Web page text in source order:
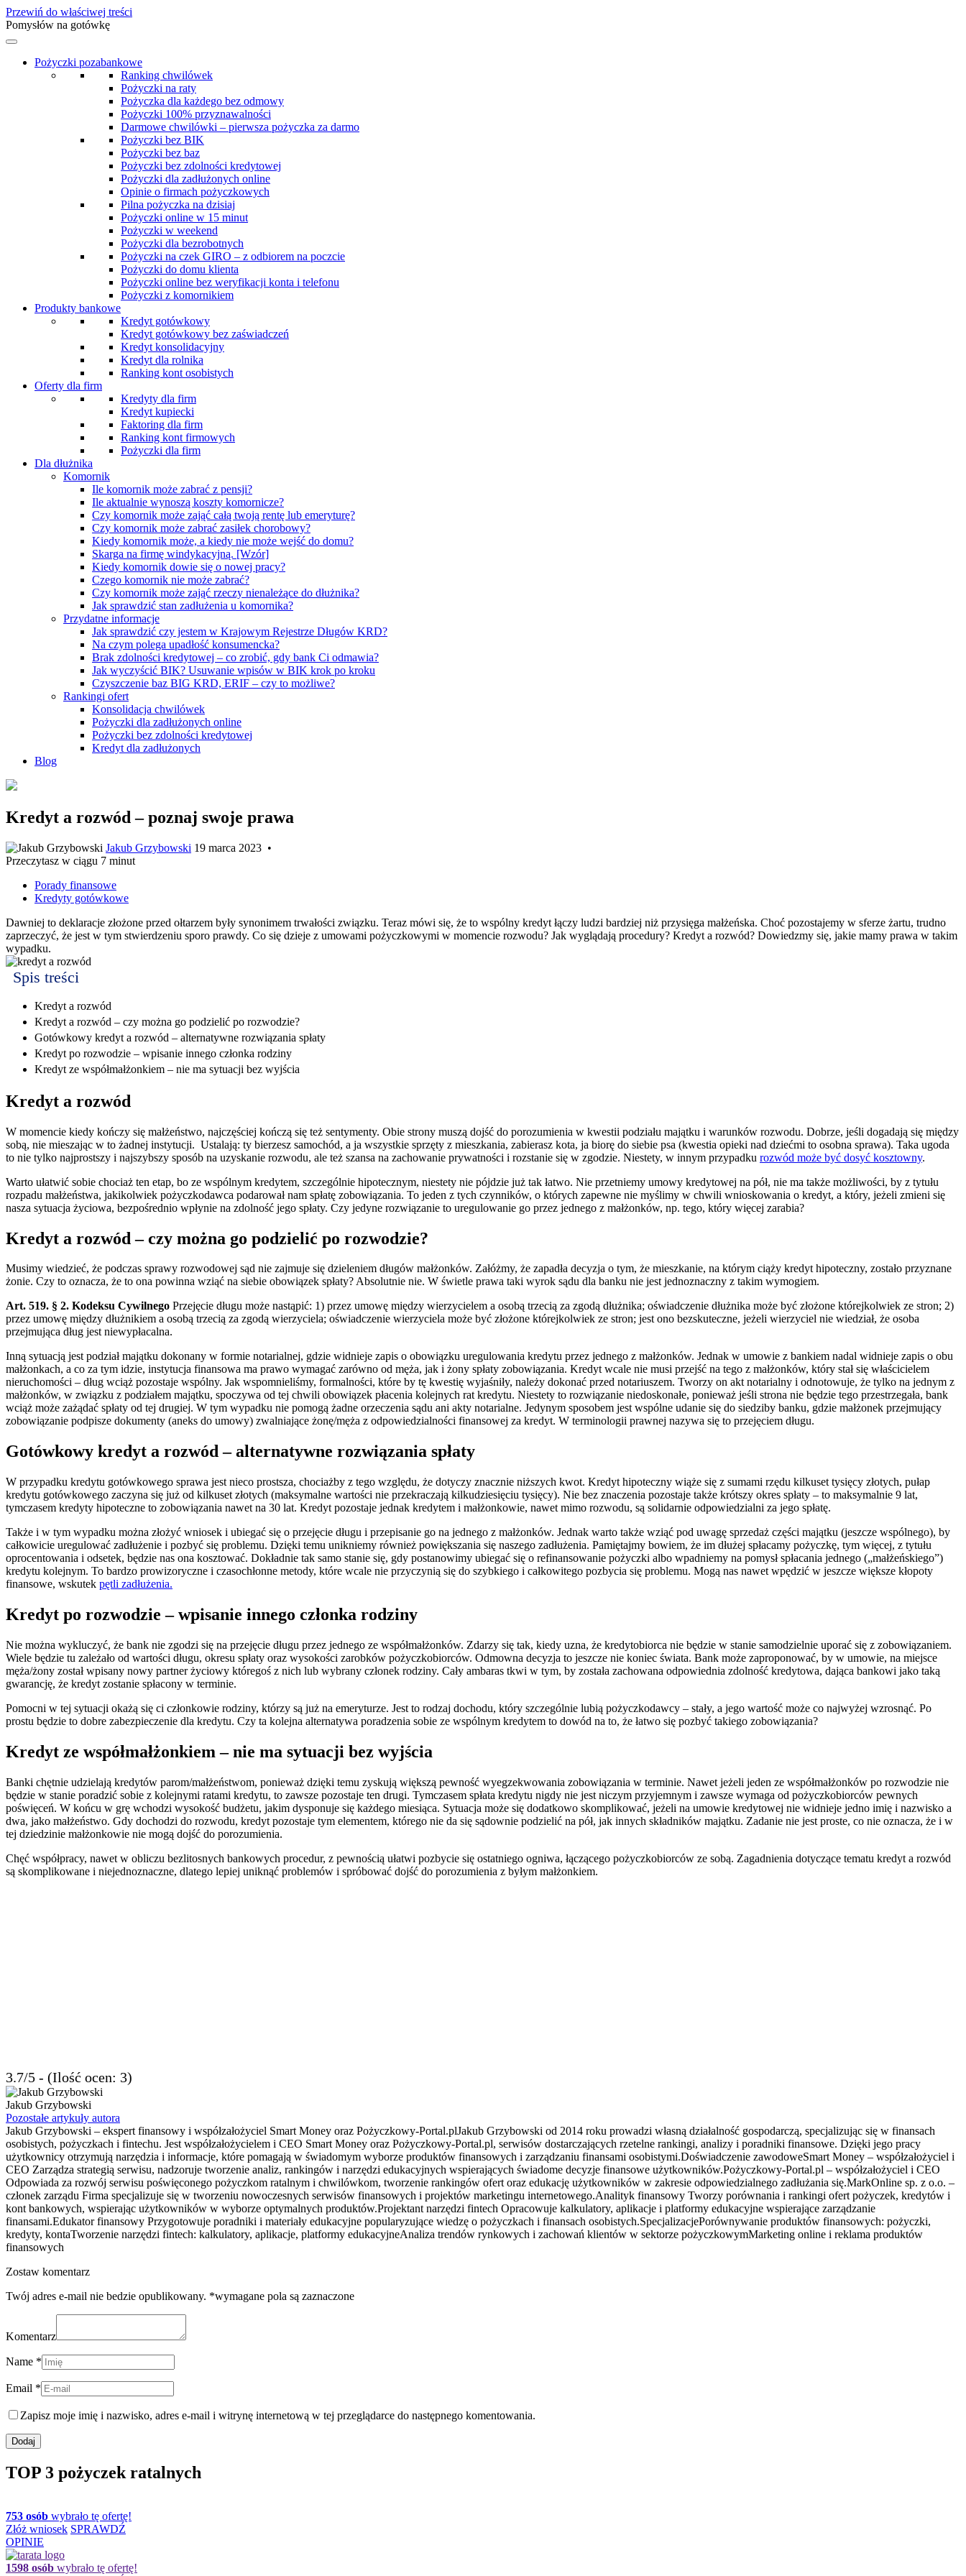
Przewiń do właściwej treści
Pomysłów na gotówkę
Pożyczki pozabankowe
Ranking chwilówek
Pożyczki na raty
Pożyczka dla każdego bez odmowy
Pożyczki 100% przyznawalności
Darmowe chwilówki – pierwsza pożyczka za darmo
Pożyczki bez BIK
Pożyczki bez baz
Pożyczki bez zdolności kredytowej
Pożyczki dla zadłużonych online
Opinie o firmach pożyczkowych
Pilna pożyczka na dzisiaj
Pożyczki online w 15 minut
Pożyczki w weekend
Pożyczki dla bezrobotnych
Pożyczki na czek GIRO – z odbiorem na poczcie
Pożyczki do domu klienta
Pożyczki online bez weryfikacji konta i telefonu
Pożyczki z komornikiem
Produkty bankowe
Kredyt gotówkowy
Kredyt gotówkowy bez zaświadczeń
Kredyt konsolidacyjny
Kredyt dla rolnika
Ranking kont osobistych
Oferty dla firm
Kredyty dla firm
Kredyt kupiecki
Faktoring dla firm
Ranking kont firmowych
Pożyczki dla firm
Dla dłużnika
Komornik
Ile komornik może zabrać z pensji?
Ile aktualnie wynoszą koszty komornicze?
Czy komornik może zająć całą twoją rentę lub emeryturę?
Czy komornik może zabrać zasiłek chorobowy?
Kiedy komornik może, a kiedy nie może wejść do domu?
Skarga na firmę windykacyjną. [Wzór]
Kiedy komornik dowie się o nowej pracy?
Czego komornik nie może zabrać?
Czy komornik może zająć rzeczy nienależące do dłużnika?
Jak sprawdzić stan zadłużenia u komornika?
Przydatne informacje
Jak sprawdzić czy jestem w Krajowym Rejestrze Długów KRD?
Na czym polega upadłość konsumencka?
Brak zdolności kredytowej – co zrobić, gdy bank Ci odmawia?
Jak wyczyścić BIK? Usuwanie wpisów w BIK krok po kroku
Czyszczenie baz BIG KRD, ERIF – czy to możliwe?
Rankingi ofert
Konsolidacja chwilówek
Pożyczki dla zadłużonych online
Pożyczki bez zdolności kredytowej
Kredyt dla zadłużonych
Blog
Kredyt a rozwód – poznaj swoje prawa
Jakub Grzybowski 19 marca 2023 •
Przeczytasz w ciągu 7 minut
Porady finansowe
Kredyty gotówkowe
Dawniej to deklaracje złożone przed ołtarzem były synonimem trwałości związku. Teraz mówi się, że to wspólny kredyt łączy ludzi bardziej niż przysięga małżeńska. Choć pozostajemy w sferze żartu, trudno
zaprzeczyć, że jest w tym stwierdzeniu sporo prawdy. Co się dzieje z umowami pożyczkowymi w momencie rozwodu? Jak wyglądają procedury? Kredyt a rozwód? Dowiedzmy się, jakie mamy prawa w takim
wypadku.
Spis treści
Kredyt a rozwód
Kredyt a rozwód – czy można go podzielić po rozwodzie?
Gotówkowy kredyt a rozwód – alternatywne rozwiązania spłaty
Kredyt po rozwodzie – wpisanie innego członka rodziny
Kredyt ze współmałżonkiem – nie ma sytuacji bez wyjścia
Kredyt a rozwód
W momencie kiedy kończy się małżeństwo, najczęściej kończą się też sentymenty. Obie strony muszą dojść do porozumienia w kwestii podziału majątku i warunków rozwodu. Dobrze, jeśli dogadają się między
sobą, nie mieszając w to żadnej instytucji. Ustalają: ty bierzesz samochód, a ja wszystkie sprzęty z mieszkania, zabierasz kota, ja biorę do siebie psa (kwestia opieki nad dziećmi to osobna sprawa). Taka ugoda
to nie tylko najprostszy i najszybszy sposób na uzyskanie rozwodu, ale też szansa na zachowanie prywatności i rozstanie się w zgodzie. Niestety, w innym przypadku rozwód może być dosyć kosztowny.
Warto ułatwić sobie chociaż ten etap, bo ze wspólnym kredytem, szczególnie hipotecznym, niestety nie pójdzie już tak łatwo. Nie przetniemy umowy kredytowej na pół, nie ma także możliwości, by z tytułu
rozpadu małżeństwa, jakikolwiek pożyczkodawca podarował nam spłatę zobowiązania. To jeden z tych czynników, o których zapewne nie myślimy w chwili wnioskowania o kredyt, a który, jeżeli zmieni się
nasza sytuacja życiowa, bezpośrednio wpłynie na zdolność jego spłaty. Czy jedyne rozwiązanie to uregulowanie go przez jednego z małżonków, np. tego, który więcej zarabia?
Kredyt a rozwód – czy można go podzielić po rozwodzie?
Musimy wiedzieć, że podczas sprawy rozwodowej sąd nie zajmuje się dzieleniem długów małżonków. Załóżmy, że zapadła decyzja o tym, że mieszkanie, na którym ciąży kredyt hipoteczny, zostało przyznane
żonie. Czy to oznacza, że to ona powinna wziąć na siebie obowiązek spłaty? Absolutnie nie. W świetle prawa taki wyrok sądu dla banku nie jest jednoznaczny z takim wymogiem.
Art. 519. § 2. Kodeksu Cywilnego Przejęcie długu może nastąpić: 1) przez umowę między wierzycielem a osobą trzecią za zgodą dłużnika; oświadczenie dłużnika może być złożone którejkolwiek ze stron; 2)
przez umowę między dłużnikiem a osobą trzecią za zgodą wierzyciela; oświadczenie wierzyciela może być złożone którejkolwiek ze stron; jest ono bezskuteczne, jeżeli wierzyciel nie wiedział, że osoba
przejmująca dług jest niewypłacalna.
Inną sytuacją jest podział majątku dokonany w formie notarialnej, gdzie widnieje zapis o obowiązku uregulowania kredytu przez jednego z małżonków. Jednak w umowie z bankiem nadal widnieje zapis o obu
małżonkach, a co za tym idzie, instytucja finansowa ma prawo wymagać zarówno od męża, jak i żony spłaty zobowiązania. Kredyt wcale nie musi przejść na tego z małżonków, który stał się właścicielem
nieruchomości – dług wciąż pozostaje wspólny. Jak wspomnieliśmy, formalności, które by tę kwestię wyjaśniły, należy dokonać przed notariuszem. Tworzy on akt notarialny i odnotowuje, że tylko na jednym z
małżonków, w związku z podziałem majątku, spoczywa od tej chwili obowiązek płacenia kolejnych rat kredytu. Niestety to rozwiązanie niedoskonałe, ponieważ jeśli strona nie będzie tego przestrzegała, bank
wciąż może zażądać spłaty od tej drugiej. W tym wypadku nie pomogą żadne orzeczenia sądu ani akty notarialne. Jedynym sposobem jest wspólne udanie się do siedziby banku, gdzie małżonek przejmujący
zobowiązanie podpisze dokumenty (aneks do umowy) zwalniające żonę/męża z odpowiedzialności finansowej za kredyt. W terminologii prawnej nazywa się to przejęciem długu.
Gotówkowy kredyt a rozwód – alternatywne rozwiązania spłaty
W przypadku kredytu gotówkowego sprawa jest nieco prostsza, chociażby z tego względu, że dotyczy znacznie niższych kwot. Kredyt hipoteczny wiąże się z sumami rzędu kilkuset tysięcy złotych, pułap
kredytu gotówkowego zaczyna się już od kilkuset złotych (maksymalne wartości nie przekraczają kilkudziesięciu tysięcy). Nie bez znaczenia pozostaje także krótszy okres spłaty – to maksymalnie 9 lat,
tymczasem kredyty hipoteczne to zobowiązania nawet na 30 lat. Kredyt pozostaje jednak kredytem i małżonkowie, nawet mimo rozwodu, są solidarnie odpowiedzialni za jego spłatę.
Także i w tym wypadku można złożyć wniosek i ubiegać się o przejęcie długu i przepisanie go na jednego z małżonków. Jednak warto także wziąć pod uwagę sprzedaż części majątku (jeszcze wspólnego), by
całkowicie uregulować zadłużenie i pozbyć się problemu. Dzięki temu unikniemy również powiększania się naszego zadłużenia. Pamiętajmy bowiem, że im dłużej spłacamy pożyczkę, tym więcej, z tytułu
oprocentowania i odsetek, będzie nas ona kosztować. Dokładnie tak samo stanie się, gdy postanowimy ubiegać się o refinansowanie pożyczki albo wpadniemy na pomysł spłacania jednego („małżeńskiego”)
kredytu kolejnym. To bardzo prowizoryczne i czasochłonne metody, które wcale nie przyczynią się do szybkiego i całkowitego pozbycia się problemu. Mogą nas nawet wpędzić w jeszcze większe kłopoty
finansowe, wskutek pętli zadłużenia.
Kredyt po rozwodzie – wpisanie innego członka rodziny
Nie można wykluczyć, że bank nie zgodzi się na przejęcie długu przez jednego ze współmałżonków. Zdarzy się tak, kiedy uzna, że kredytobiorca nie będzie w stanie samodzielnie uporać się z zobowiązaniem.
Wiele będzie tu zależało od wartości długu, okresu spłaty oraz wysokości zarobków pożyczkobiorców. Odmowna decyzja to jeszcze nie koniec świata. Bank może zaproponować, by w umowie, na miejsce
męża/żony został wpisany nowy partner życiowy któregoś z nich lub wybrany członek rodziny. Cały ambaras tkwi w tym, by została zachowana odpowiednia zdolność kredytowa, dająca bankowi jako taką
gwarancję, że kredyt zostanie spłacony w terminie.
Pomocni w tej sytuacji okażą się ci członkowie rodziny, którzy są już na emeryturze. Jest to rodzaj dochodu, który szczególnie lubią pożyczkodawcy – stały, a jego wartość może co najwyżej wzrosnąć. Po
prostu będzie to dobre zabezpieczenie dla kredytu. Czy ta kolejna alternatywa poradzenia sobie ze wspólnym kredytem to dowód na to, że łatwo się pozbyć takiego zobowiązania?
Kredyt ze współmałżonkiem – nie ma sytuacji bez wyjścia
Banki chętnie udzielają kredytów parom/małżeństwom, ponieważ dzięki temu zyskują większą pewność wyegzekwowania zobowiązania w terminie. Nawet jeżeli jeden ze współmałżonków po rozwodzie nie
będzie w stanie poradzić sobie z kolejnymi ratami kredytu, to zawsze pozostaje ten drugi. Tymczasem spłata kredytu nigdy nie jest niczym przyjemnym i zawsze wymaga od pożyczkobiorców pewnych
poświęceń. W końcu w grę wchodzi wysokość budżetu, jakim dysponuje się każdego miesiąca. Sytuacja może się dodatkowo skomplikować, jeżeli na umowie kredytowej nie widnieje jedno imię i nazwisko a
dwa, jako małżeństwo. Gdy dochodzi do rozwodu, kredyt pozostaje tym elementem, którego nie da się sądownie podzielić na pół, jak innych składników majątku. Zadanie nie jest proste, co nie oznacza, że i w
tej dziedzinie małżonkowie nie mogą dojść do porozumienia.
Chęć współpracy, nawet w obliczu bezlitosnych bankowych procedur, z pewnością ułatwi pozbycie się ostatniego ogniwa, łączącego pożyczkobiorców ze sobą. Zagadnienia dotyczące tematu kredyt a rozwód
są skomplikowane i niejednoznaczne, dlatego lepiej uniknąć problemów i spróbować dojść do porozumienia z byłym małżonkiem.
3.7/5 - (Ilość ocen: 3)
Jakub Grzybowski
Pozostałe artykuły autora
Jakub Grzybowski – ekspert finansowy i współzałożyciel Smart Money oraz Pożyczkowy-Portal.plJakub Grzybowski od 2014 roku prowadzi własną działalność gospodarczą, specjalizując się w finansach
osobistych, pożyczkach i fintechu. Jest współzałożycielem i CEO Smart Money oraz Pożyczkowy-Portal.pl, serwisów dostarczających rzetelne rankingi, analizy i poradniki finansowe. Dzięki jego pracy
użytkownicy otrzymują narzędzia i informacje, które pomagają w świadomym wyborze produktów finansowych i zarządzaniu finansami osobistymi.Doświadczenie zawodoweSmart Money – współzałożyciel i
CEO Zarządza strategią serwisu, nadzoruje tworzenie analiz, rankingów i narzędzi edukacyjnych wspierających świadome decyzje finansowe użytkowników.Pożyczkowy-Portal.pl – współzałożyciel i CEO
Odpowiada za rozwój serwisu poświęconego pożyczkom ratalnym i chwilówkom, tworzenie rankingów ofert oraz edukację użytkowników w zakresie odpowiedzialnego zadłużania się.MarkOnline sp. z o.o. –
członek zarządu Firma specjalizuje się w tworzeniu nowoczesnych serwisów finansowych i projektów marketingu internetowego.Analityk finansowy Tworzy porównania i rankingi ofert pożyczek, kredytów i
kont bankowych, wspierając użytkowników w wyborze optymalnych produktów.Projektant narzędzi fintech Opracowuje kalkulatory, aplikacje i platformy edukacyjne wspierające zarządzanie
finansami.Edukator finansowy Przygotowuje poradniki i materiały edukacyjne popularyzujące wiedzę o pożyczkach i finansach osobistych.SpecjalizacjePorównywanie produktów finansowych: pożyczki,
kredyty, kontaTworzenie narzędzi fintech: kalkulatory, aplikacje, platformy edukacyjneAnaliza trendów rynkowych i zachowań klientów w sektorze pożyczkowymMarketing online i reklama produktów
finansowych
Zostaw komentarz
Twój adres e-mail nie bedzie opublikowany. *wymagane pola są zaznaczone
Komentarz
Name *
Email *
Zapisz moje imię i nazwisko, adres e-mail i witrynę internetową w tej przeglądarce do następnego komentowania.
TOP 3 pożyczek ratalnych
753 osób wybrało tę ofertę!
Złóż wniosek SPRAWDŹ
OPINIE
1598 osób wybrało tę ofertę!